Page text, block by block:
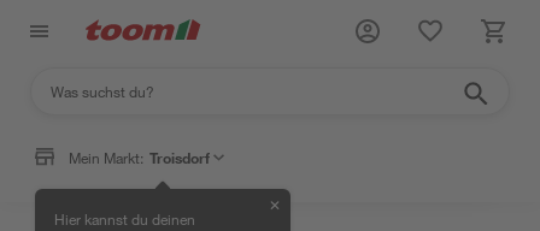
Mein Markt: Troisdorf
Hier kannst du deinen
✕